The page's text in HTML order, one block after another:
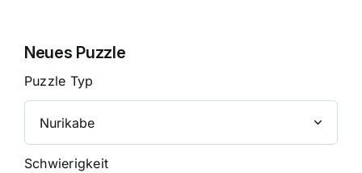
Neues Puzzle
Puzzle Typ
Schwierigkeit